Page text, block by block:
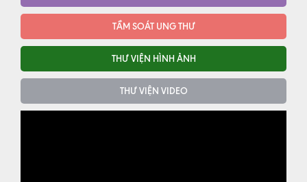
TẦM SOÁT UNG THƯ
THƯ VIỆN HÌNH ẢNH
THƯ VIỆN VIDEO